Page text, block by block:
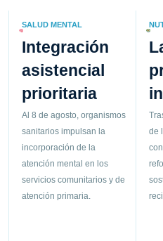
SALUD MENTAL
Integración
asistencial
prioritaria
Al 8 de agosto, organismos
sanitarios impulsan la
incorporación de la
atención mental en los
servicios comunitarios y de
atención primaria.
de